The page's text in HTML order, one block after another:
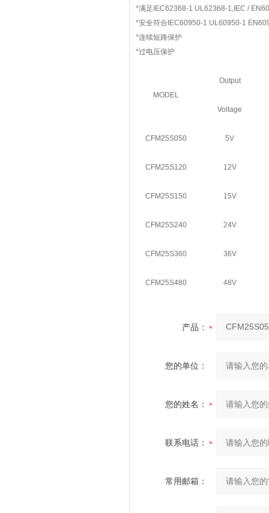
*满足IEC62368-1 UL62368-1,IEC /
*安全符合IEC60950-1 UL60950-1
*连续短路保护
*过电压保护
Output
MODEL
Voltage
CFM25S050 5V
CFM25S120 12V
CFM25S150 15V
CFM25S240 24V
CFM25S360 36V
CFM25S480 48V
产品：
您的单位：
您的姓名：
联系电话：
常用邮箱：